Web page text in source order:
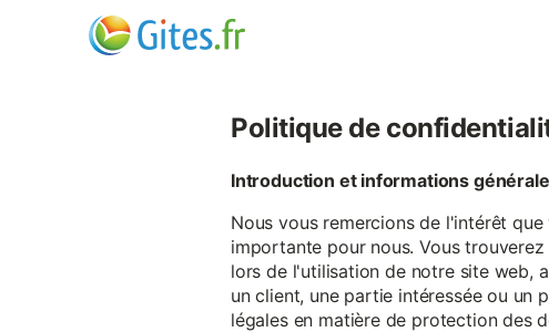
Politique de
Introduction et informations
Nous vous remercions de l'intérêt
importante pour nous. Vous
lors de l'utilisation de notre site web,
un client, une partie intéressée ou un
légales en matière de protection des